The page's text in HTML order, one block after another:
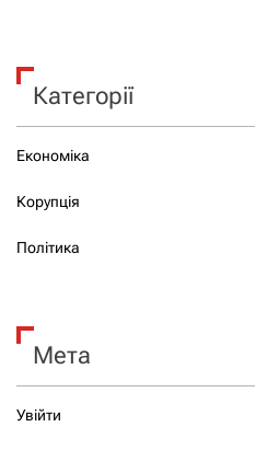
Категорії
Економіка
Корупція
Політика
Мета
Увійти